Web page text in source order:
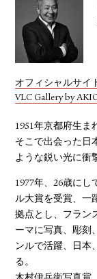
オフィシャルサイ
VLC Gallery by
1951年京都府生ま
そこで出会った日
ような鋭い光に衝
1977年、26歳に
ル大賞を受賞、一
拠点とし、フラン
ーマに写真、彫刻
ンルで活躍、日本
る。